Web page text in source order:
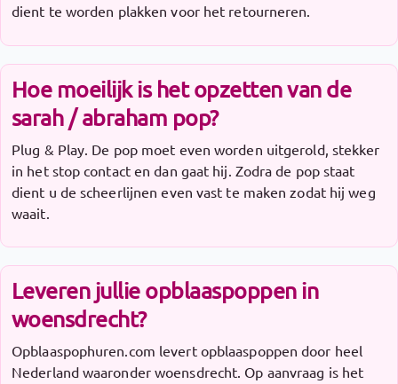
dient te worden plakken voor het retourneren.
Hoe moeilijk is het opzetten van de
sarah / abraham pop?
Plug & Play. De pop moet even worden uitgerold, stekker
in het stop contact en dan gaat hij. Zodra de pop staat
dient u de scheerlijnen even vast te maken zodat hij weg
waait.
Leveren jullie opblaaspoppen in
woensdrecht?
Opblaaspophuren.com levert opblaaspoppen door heel
Nederland waaronder woensdrecht. Op aanvraag is het